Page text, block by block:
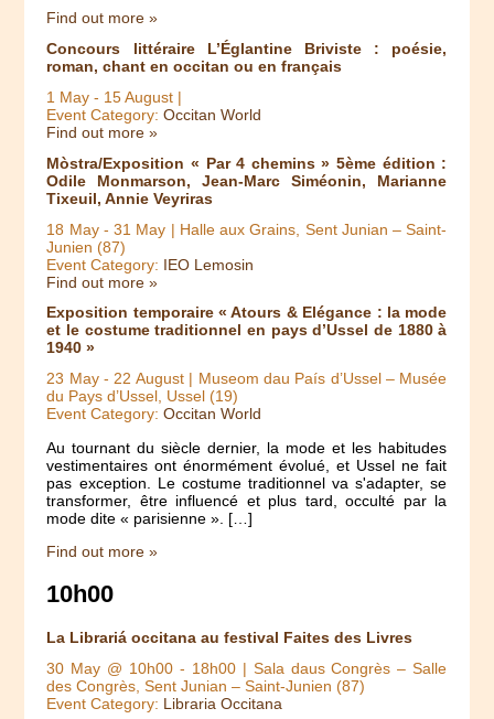
Find out more »
Concours littéraire L’Églantine Briviste : poésie,
roman, chant en occitan ou en français
1 May - 15 August |
Event Category:Occitan World
Find out more »
Mòstra/Exposition « Par 4 chemins » 5ème édition :
Odile Monmarson, Jean-Marc Siméonin, Marianne
Tixeuil, Annie Veyriras
18 May-31 May | Halle aux Grains, Sent Junian – Saint-
Junien (87)
Event Category: IEO Lemosin
Find out more »
Exposition temporaire « Atours & Elégance : la mode
et le costume traditionnel en pays d’Ussel de 1880 à
1940 »
23 May-22 August| Museom dau País d’Ussel – Musée
du Pays d’Ussel, Ussel (19)
Event Category:Occitan World
Au tournant du siècle dernier, la mode et les habitudes
vestimentaires ont énormément évolué, et Ussel ne fait
pas exception. Le costume traditionnel va s'adapter, se
transformer, être influencé et plus tard, occulté par la
mode dite « parisienne ». […]
Find out more »
10h00
La Librariá occitana au festival Faites des Livres
30 May @ 10h00 - 18h00| Sala daus Congrès – Salle
des Congrès, Sent Junian – Saint-Junien (87)
Event Category: Libraria Occitana